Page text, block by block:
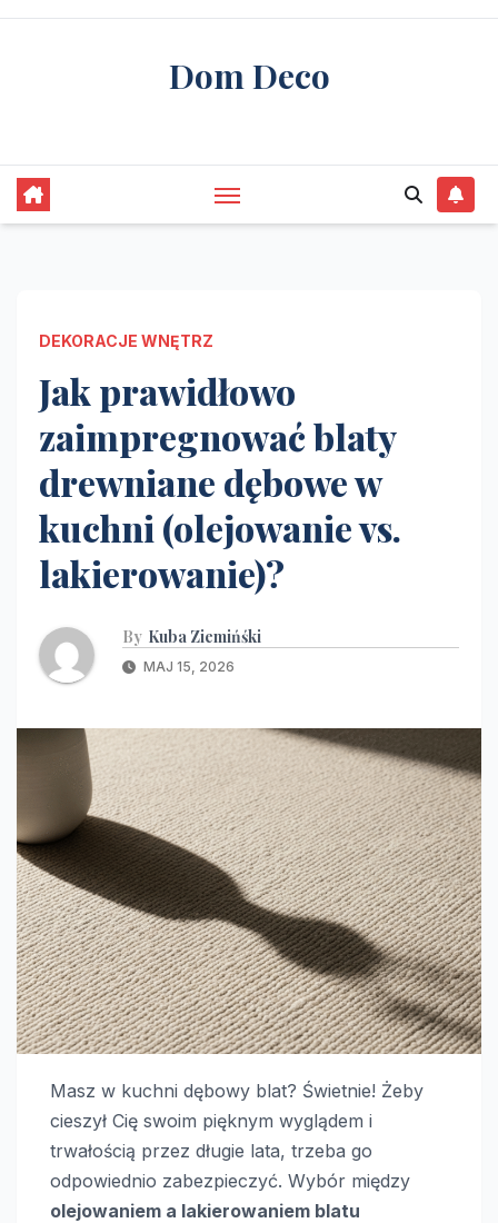
Skip
Dom Deco
DEKORACJE WNĘTRZ
Jak prawidłowo
zaimpregnować blaty
drewniane dębowe w
kuchni (olejowanie vs.
lakierowanie)?
By Kuba Ziemińśki
MAJ 15, 2026
Masz w kuchni dębowy blat? Świetnie! Żeby
cieszył Cię swoim pięknym wyglądem i
trwałością przez długie lata, trzeba go
odpowiednio zabezpieczyć. Wybór między
olejowaniem a lakierowaniem blatu